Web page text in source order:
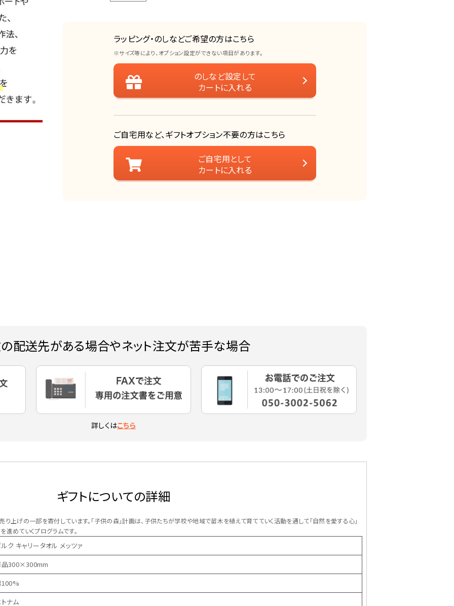
ラッピング・のしなどご希望の方はこちら
※サイズ等により、オプション設定ができない項目があります。
のしなど設定して
カートに入れる
ご自宅用など、ギフトオプション不要の方はこちら
ご自宅用として
カートに入れる
配送先がある場合やネット注文が苦手な場合
詳しくはこちら
ギフトについての詳細
上げの一部を寄付しています。「子供の森」計画は、子供たちが学校や地域で苗木を植えて育てていく活動を通して「自然を愛する心」
めていくプログラムです。
ク キャリータオル メッツァ
300×300mm
ナム